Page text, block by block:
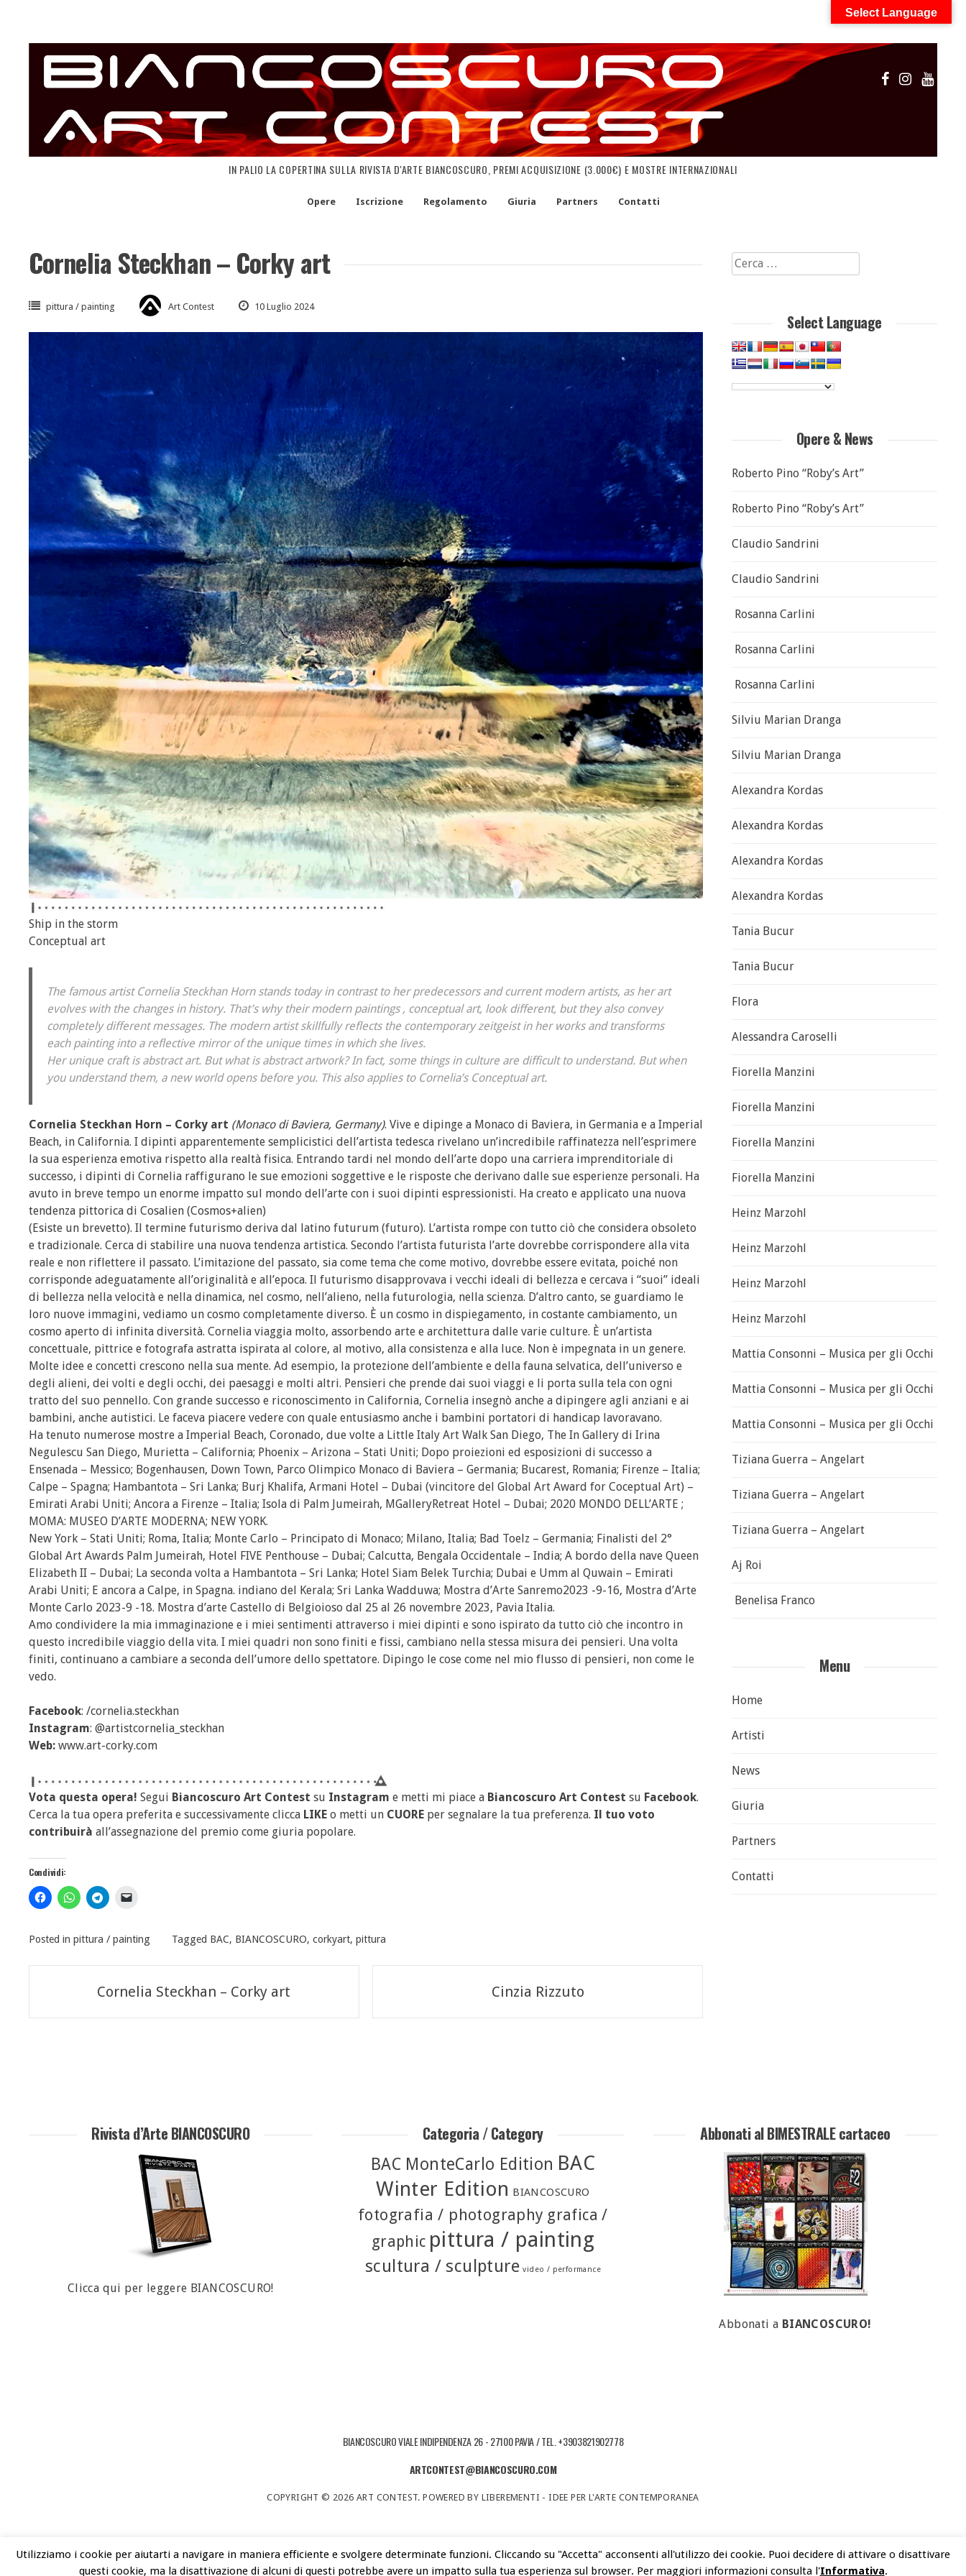
content
IN PALIO LA COPERTINA SULLA RIVISTA D'ARTE BIANCOSCURO, PREMI ACQUISIZIONE (3.000€) E MOSTRE INTERNAZIONALI
Opere Iscrizione Regolamento Giuria Partners Contatti
Cornelia Steckhan – Corky art
pittura / painting Art Contest 10 Luglio 2024
Ship in the storm
Conceptual art
The famous artist Cornelia Steckhan Horn stands today in contrast to her predecessors and current modern artists, as her art
evolves with the changes in history. That’s why their modern paintings , conceptual art, look different, but they also convey
completely different messages. The modern artist skillfully reflects the contemporary zeitgeist in her works and transforms
each painting into a reflective mirror of the unique times in which she lives.
Her unique craft is abstract art. But what is abstract artwork? In fact, some things in culture are difficult to understand. But when
you understand them, a new world opens before you. This also applies to Cornelia’s Conceptual art.
Cornelia Steckhan Horn – Corky art (Monaco di Baviera, Germany). Vive e dipinge a Monaco di Baviera, in Germania e a Imperial
Beach, in California. I dipinti apparentemente semplicistici dell’artista tedesca rivelano un’incredibile raffinatezza nell’esprimere
la sua esperienza emotiva rispetto alla realtà fisica. Entrando tardi nel mondo dell’arte dopo una carriera imprenditoriale di
successo, i dipinti di Cornelia raffigurano le sue emozioni soggettive e le risposte che derivano dalle sue esperienze personali. Ha
avuto in breve tempo un enorme impatto sul mondo dell’arte con i suoi dipinti espressionisti. Ha creato e applicato una nuova
tendenza pittorica di Cosalien (Cosmos+alien)
(Esiste un brevetto). Il termine futurismo deriva dal latino futurum (futuro). L’artista rompe con tutto ciò che considera obsoleto
e tradizionale. Cerca di stabilire una nuova tendenza artistica. Secondo l’artista futurista l’arte dovrebbe corrispondere alla vita
reale e non riflettere il passato. L’imitazione del passato, sia come tema che come motivo, dovrebbe essere evitata, poiché non
corrisponde adeguatamente all’originalità e all’epoca. Il futurismo disapprovava i vecchi ideali di bellezza e cercava i “suoi” ideali
di bellezza nella velocità e nella dinamica, nel cosmo, nell’alieno, nella futurologia, nella scienza. D’altro canto, se guardiamo le
loro nuove immagini, vediamo un cosmo completamente diverso. È un cosmo in dispiegamento, in costante cambiamento, un
cosmo aperto di infinita diversità. Cornelia viaggia molto, assorbendo arte e architettura dalle varie culture. È un’artista
concettuale, pittrice e fotografa astratta ispirata al colore, al motivo, alla consistenza e alla luce. Non è impegnata in un genere.
Molte idee e concetti crescono nella sua mente. Ad esempio, la protezione dell’ambiente e della fauna selvatica, dell’universo e
degli alieni, dei volti e degli occhi, dei paesaggi e molti altri. Pensieri che prende dai suoi viaggi e li porta sulla tela con ogni
tratto del suo pennello. Con grande successo e riconoscimento in California, Cornelia insegnò anche a dipingere agli anziani e ai
bambini, anche autistici. Le faceva piacere vedere con quale entusiasmo anche i bambini portatori di handicap lavoravano.
Ha tenuto numerose mostre a Imperial Beach, Coronado, due volte a Little Italy Art Walk San Diego, The In Gallery di Irina
Negulescu San Diego, Murietta – California; Phoenix – Arizona – Stati Uniti; Dopo proiezioni ed esposizioni di successo a
Ensenada – Messico; Bogenhausen, Down Town, Parco Olimpico Monaco di Baviera – Germania; Bucarest, Romania; Firenze – Italia;
Calpe – Spagna; Hambantota – Sri Lanka; Burj Khalifa, Armani Hotel – Dubai (vincitore del Global Art Award for Coceptual Art) –
Emirati Arabi Uniti; Ancora a Firenze – Italia; Isola di Palm Jumeirah, MGalleryRetreat Hotel – Dubai; 2020 MONDO DELL’ARTE ;
MOMA: MUSEO D’ARTE MODERNA; NEW YORK.
New York – Stati Uniti; Roma, Italia; Monte Carlo – Principato di Monaco; Milano, Italia; Bad Toelz – Germania; Finalisti del 2°
Global Art Awards Palm Jumeirah, Hotel FIVE Penthouse – Dubai; Calcutta, Bengala Occidentale – India; A bordo della nave Queen
Elizabeth II – Dubai; La seconda volta a Hambantota – Sri Lanka; Hotel Siam Belek Turchia; Dubai e Umm al Quwain – Emirati
Arabi Uniti; E ancora a Calpe, in Spagna. indiano del Kerala; Sri Lanka Wadduwa; Mostra d’Arte Sanremo2023 -9-16, Mostra d’Arte
Monte Carlo 2023-9 -18. Mostra d’arte Castello di Belgioioso dal 25 al 26 novembre 2023, Pavia Italia.
Amo condividere la mia immaginazione e i miei sentimenti attraverso i miei dipinti e sono ispirato da tutto ciò che incontro in
questo incredibile viaggio della vita. I miei quadri non sono finiti e fissi, cambiano nella stessa misura dei pensieri. Una volta
finiti, continuano a cambiare a seconda dell’umore dello spettatore. Dipingo le cose come nel mio flusso di pensieri, non come le
vedo.
Facebook: /cornelia.steckhan
Instagram: @artistcornelia_steckhan
Web: www.art-corky.com
Vota questa opera! Segui Biancoscuro Art Contest su Instagram e metti mi piace a Biancoscuro Art Contest su Facebook.
Cerca la tua opera preferita e successivamente clicca LIKE o metti un CUORE per segnalare la tua preferenza. Il tuo voto
contribuirà all’assegnazione del premio come giuria popolare.
Condividi:
Posted in pittura / painting Tagged BAC, BIANCOSCURO, corkyart, pittura
Navigazione
articoli
Cornelia Steckhan – Corky art Cinzia Rizzuto
Ricerca
per:
Select Language
Opere & News
Roberto Pino “Roby’s Art”
Roberto Pino “Roby’s Art”
Claudio Sandrini
Claudio Sandrini
Rosanna Carlini
Rosanna Carlini
Rosanna Carlini
Silviu Marian Dranga
Silviu Marian Dranga
Alexandra Kordas
Alexandra Kordas
Alexandra Kordas
Alexandra Kordas
Tania Bucur
Tania Bucur
Flora
Alessandra Caroselli
Fiorella Manzini
Fiorella Manzini
Fiorella Manzini
Fiorella Manzini
Heinz Marzohl
Heinz Marzohl
Heinz Marzohl
Heinz Marzohl
Mattia Consonni – Musica per gli Occhi
Mattia Consonni – Musica per gli Occhi
Mattia Consonni – Musica per gli Occhi
Tiziana Guerra – Angelart
Tiziana Guerra – Angelart
Tiziana Guerra – Angelart
Aj Roi
Benelisa Franco
Menu
Home
Artisti
News
Giuria
Partners
Contatti
Rivista d’Arte BIANCOSCURO
Clicca qui per leggere BIANCOSCURO!
Categoria / Category
BAC MonteCarlo Edition BAC
Winter Edition BIANCOSCURO
fotografia / photography grafica /
graphic pittura / painting
scultura / sculpture video / performance
Abbonati al BIMESTRALE cartaceo
Abbonati a BIANCOSCURO!
BIANCOSCURO VIALE INDIPENDENZA 26 - 27100 PAVIA / TEL. +3903821902778
ARTCONTEST@BIANCOSCURO.COM
COPYRIGHT © 2026 ART CONTEST. POWERED BY LIBEREMENTI - IDEE PER L'ARTE CONTEMPORANEA
Utilizziamo i cookie per aiutarti a navigare in maniera efficiente e svolgere determinate funzioni. Cliccando su "Accetta" acconsenti all'utilizzo dei cookie. Puoi decidere di attivare o disattivare
questi cookie, ma la disattivazione di alcuni di questi potrebbe avere un impatto sulla tua esperienza sul browser. Per maggiori informazioni consulta l'Informativa.
Select Language